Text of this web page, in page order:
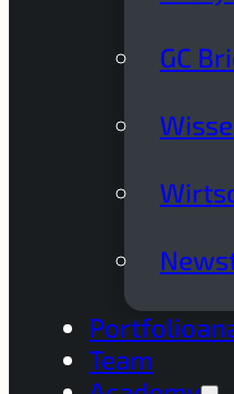
GC
Team